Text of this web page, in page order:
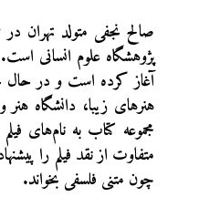
هنرهای زیبا، دانشگاه
متفاوت از نقد فیلم را
چون متنی فلسفی بخواند.